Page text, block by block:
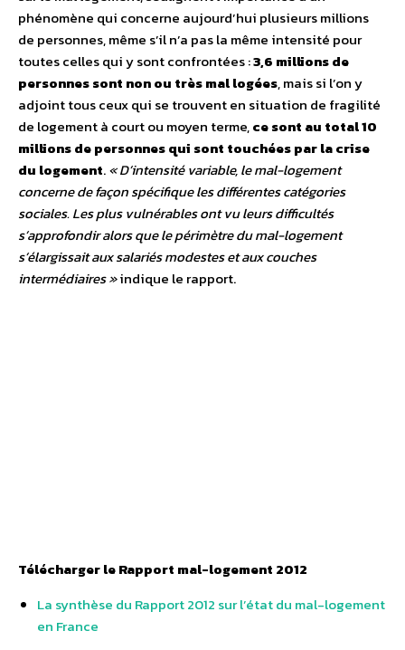
phénomène qui concerne aujourd’hui plusieurs millions
de personnes, même s’il n’a pas la même intensité pour
toutes celles qui y sont confrontées :3,6 millions de
personnes sont non ou très mal logées, mais si l’on y
adjoint tous ceux qui se trouvent en situation de fragilité
de logement à court ou moyen terme,ce sont au total 10
millions de personnes qui sont touchées par la crise
du logement.« D’intensité variable, le mal-logement
concerne de façon spécifique les différentes catégories
sociales. Les plus vulnérables ont vu leurs difficultés
s’approfondir alors que le périmètre du mal-logement
s’élargissait aux salariés modestes et aux couches
intermédiaires »indique le rapport.
Télécharger le Rapport mal-logement 2012
La synthèse du Rapport 2012 sur l’état du mal-logement
en France